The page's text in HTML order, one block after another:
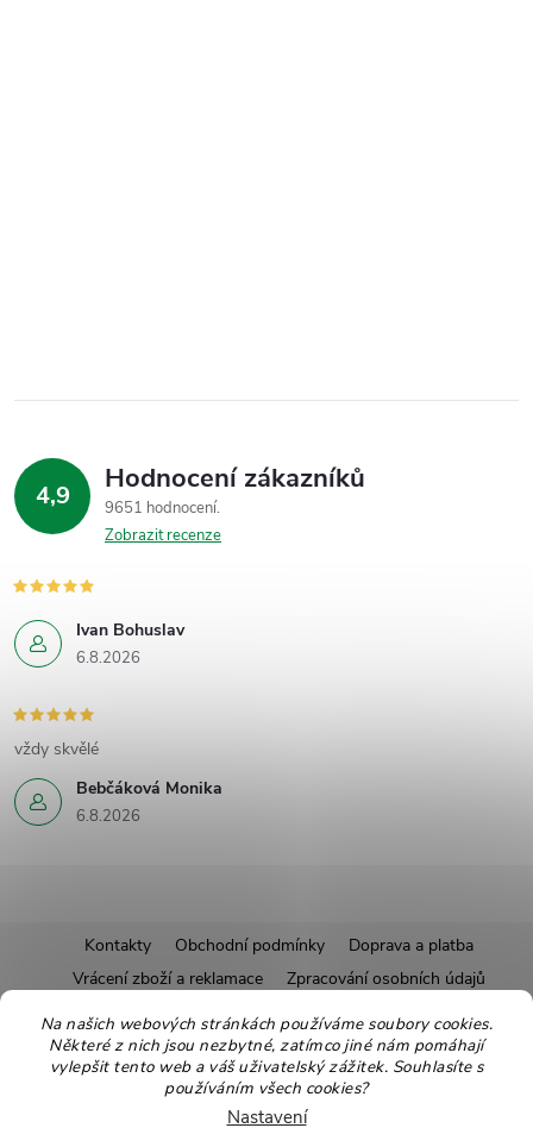
Na našich webových stránkách používáme soubory cookies.
Některé z nich jsou nezbytné, zatímco jiné nám pomáhají
vylepšit tento web a váš uživatelský zážitek. Souhlasíte s
používáním všech cookies?
Nastavení
4,9 Hodnocení zákazníků
9651 hodnocení
Zobrazit recenze
Ivan Bohuslav
6.8.2026
Bebčáková Monika
6.8.2026
vždy skvělé
á
Kontakty Obchodní podmínky
Doprava a platba
Vrácení zboží a reklamace
Zpracování osobních údajů
Pravidla soutěží
Affiliate program
Recepty
Pro nové dodavatele
Ekologické balení Moje objednávka